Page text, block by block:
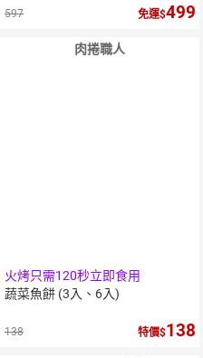
597 免運 499
肉捲職人
火烤只需120秒立即食用
蔬菜魚餅 (3入、6入)
138 特價 138